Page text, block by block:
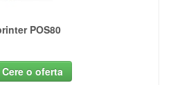
POS80
Cere o oferta